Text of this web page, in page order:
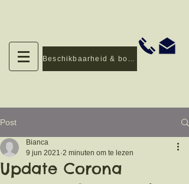
Beschikbaarheid & boeken
Post
Update Corona
Bianca
9 jun 2021 2 minuten om te lezen